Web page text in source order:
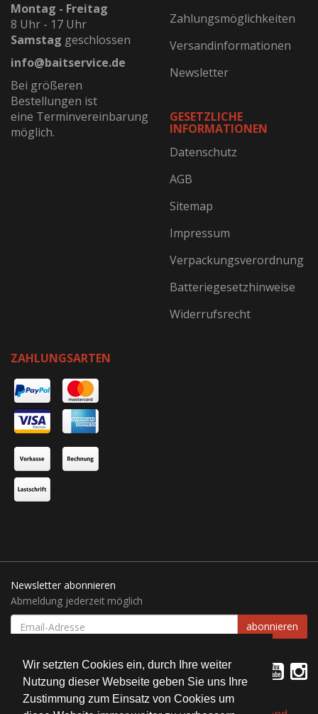
Wir setzten Cookies ein, durch Ihre weiter
Nutzung dieser Webseite geben Sie uns Ihre
Zustimmung zum Einsatz von Cookies um
Montag - Freitag
8 Uhr - 17 Uhr
Samstag geschlossen
info@baitservice.de
Bei größeren
Bestellungen ist
eine Terminvereinbarung
möglich.
Zahlungsmöglichkeiten
Versandinformationen
Newsletter
GESETZLICHE
INFORMATIONEN
Datenschutz
AGB
Sitemap
Impressum
Verpackungsverordnung
Batteriegesetzhinweise
Widerrufsrecht
ZAHLUNGSARTEN
Newsletter abonnieren
Abmeldung jederzeit möglich
EMAIL-
ADRESSE
abonnieren